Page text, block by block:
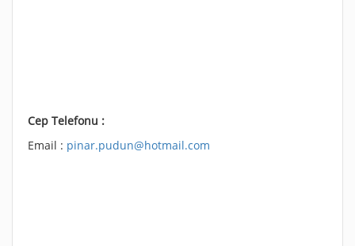
Cep Telefonu :
Email : pinar.pudun@hotmail.com